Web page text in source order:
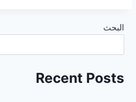
البحث
Recent Posts